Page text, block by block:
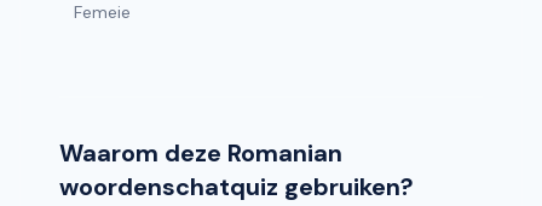
Femeie
Waarom deze Romanian
woordenschatquiz gebruiken?